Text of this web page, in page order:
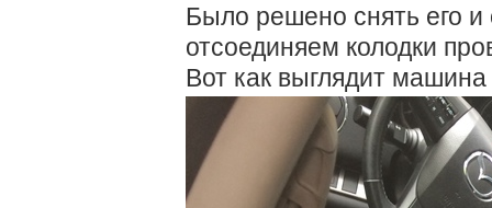
Было решено снять его
отсоединяем колодки
Вот как выглядит